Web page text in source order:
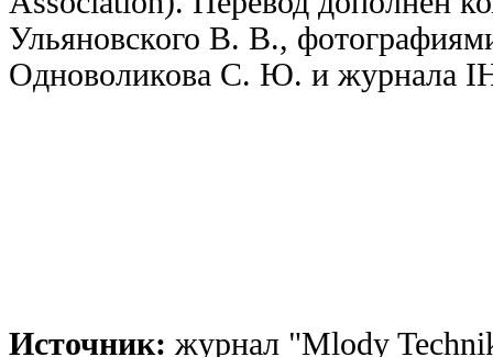
Ульяновского В. В.,
Одноволикова С. Ю. и журнала
Источник: журнал "Mlody